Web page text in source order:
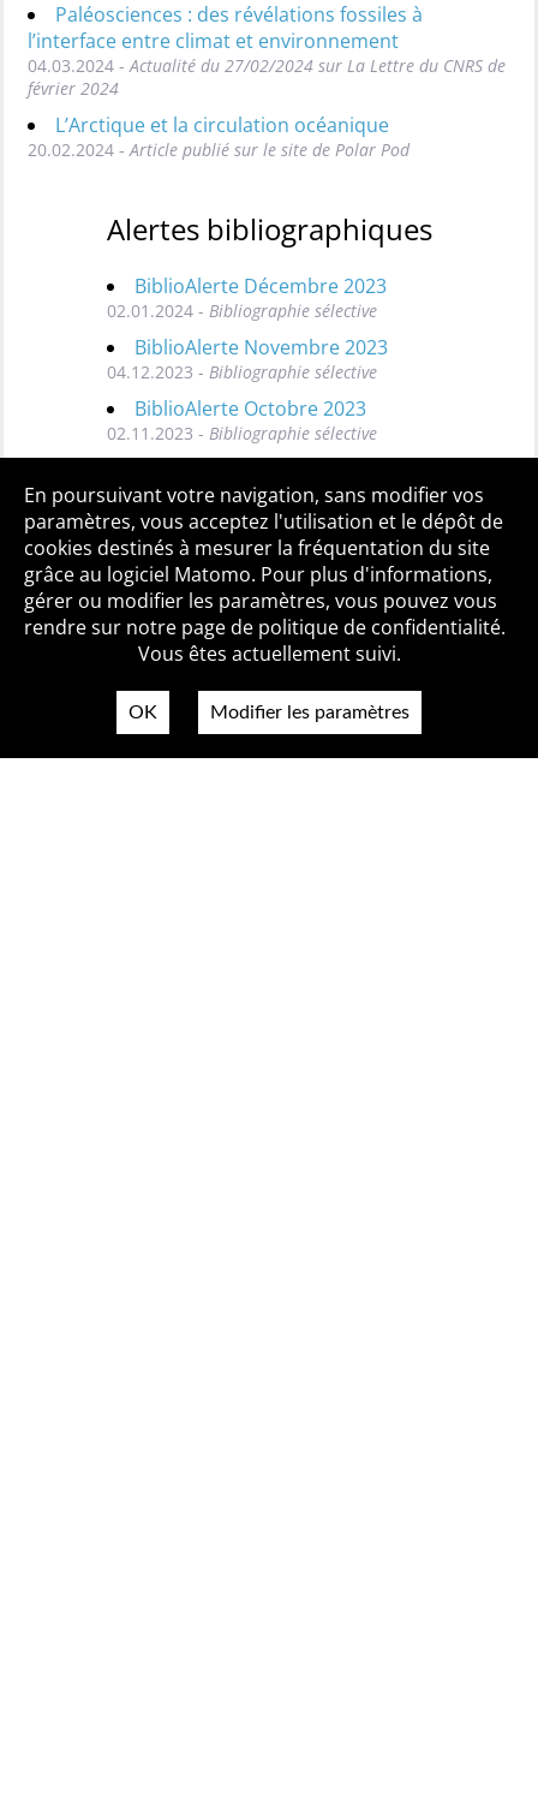
Paléosciences : des révélations fossiles à
l’interface entre climat et environnement
04.03.2024 -Actualité du 27/02/2024 sur La Lettre du CNRS de
février 2024
L’Arctique et la circulation océanique
20.02.2024 -Article publié sur le site de Polar Pod
Alertes bibliographiques
BiblioAlerte Décembre 2023
02.01.2024 - Bibliographie sélective
BiblioAlerte Novembre 2023
04.12.2023 - Bibliographie sélective
BiblioAlerte Octobre 2023
02.11.2023 - Bibliographie sélective
Toutes les BiblioAlertes
Qui sommes-nous ? Mentions légales
Accessibilité
Politique de confidentialité
Contact
En poursuivant votre navigation, sans modifier vos
paramètres, vous acceptez l'utilisation et le dépôt de
cookies destinés à mesurer la fréquentation du site
grâce au logiciel Matomo. Pour plus d'informations,
gérer ou modifier les paramètres, vous pouvez vous
rendre sur notre page de politique de confidentialité.
Vous êtes actuellement suivi.
OK Modifier les paramètres